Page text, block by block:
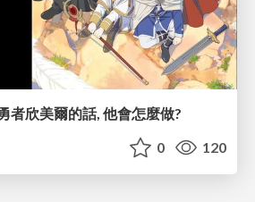
者欣美爾的話, 他會怎麼做?
0 120